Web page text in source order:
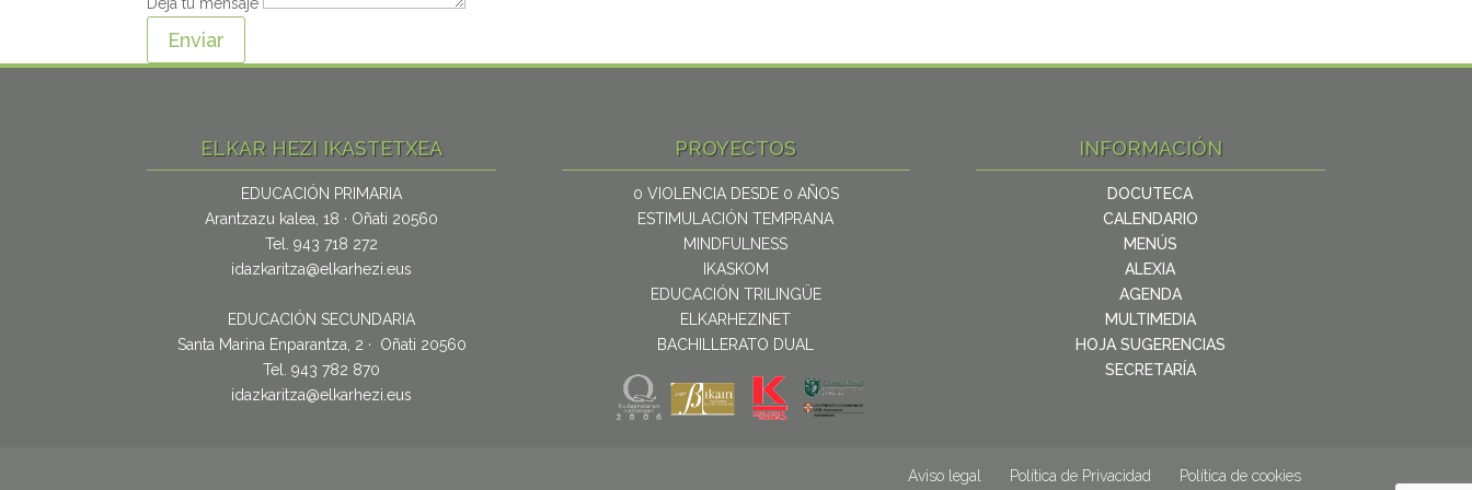
Deja tu mensaje
Enviar
ELKAR HEZI IKASTETXEA
EDUCACIÓN PRIMARIA
Arantzazu kalea, 18 · Oñati 20560
Tel. 943 718 272
idazkaritza@elkarhezi.eus
EDUCACIÓN SECUNDARIA
Santa Marina Enparantza, 2 · Oñati 20560
Tel. 943 782 870
idazkaritza@elkarhezi.eus
PROYECTOS
0 VIOLENCIA DESDE 0 AÑOS
ESTIMULACIÓN TEMPRANA
MINDFULNESS
IKASKOM
EDUCACIÓN TRILINGÜE
ELKARHEZINET
BACHILLERATO DUAL
INFORMACIÓN
DOCUTECA
CALENDARIO
MENÚS
ALEXIA
AGENDA
MULTIMEDIA
HOJA SUGERENCIAS
SECRETARÍA
Aviso legal Política de Privacidad Política de cookies